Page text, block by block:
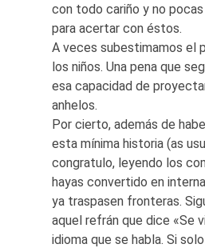
con todo cariño y no
para acertar con éstos.
A veces subestimamos el
los niños. Una pena que
esa capacidad de
anhelos.
Por cierto, además de
esta mínima historia (as
congratulo, leyendo los
hayas convertido en
ya traspasen fronteras.
aquel refrán que dice «Se
idioma que se habla. Si